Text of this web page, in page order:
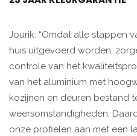
Jourik: “Omdat alle stappen
huis uitgevoerd worden,
controle van het
van het aluminium met
kozijnen en deuren bestand
weersomstandigheden.
onze profielen aan met een